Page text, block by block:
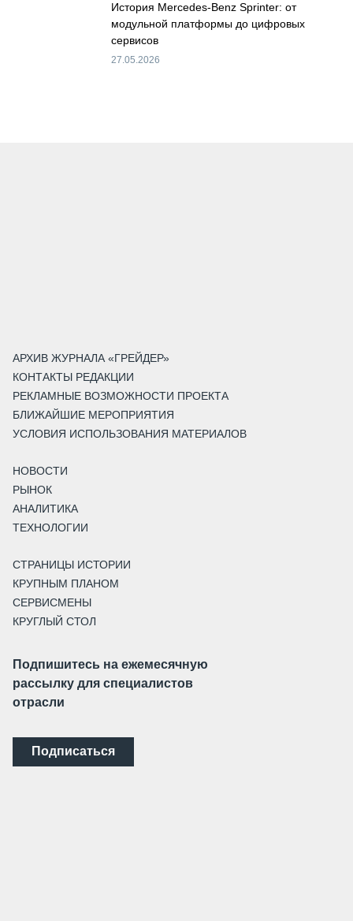
История Mercedes-Benz Sprinter: от
модульной платформы до цифровых
сервисов
27.05.2026
АРХИВ ЖУРНАЛА «ГРЕЙДЕР»
КОНТАКТЫ РЕДАКЦИИ
РЕКЛАМНЫЕ ВОЗМОЖНОСТИ ПРОЕКТА
БЛИЖАЙШИЕ МЕРОПРИЯТИЯ
УСЛОВИЯ ИСПОЛЬЗОВАНИЯ МАТЕРИАЛОВ
НОВОСТИ
РЫНОК
АНАЛИТИКА
ТЕХНОЛОГИИ
СТРАНИЦЫ ИСТОРИИ
КРУПНЫМ ПЛАНОМ
СЕРВИСМЕНЫ
КРУГЛЫЙ СТОЛ
Подпишитесь на ежемесячную
рассылку для специалистов
отрасли
Подписаться